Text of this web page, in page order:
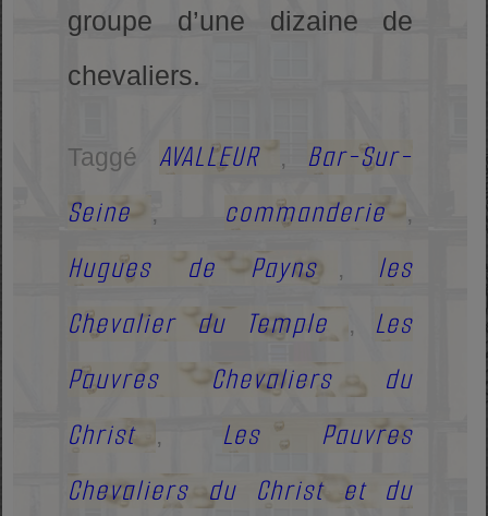
groupe d’une dizaine de
chevaliers.
Taggé AVALLEUR , Bar-Sur-
Seine
, commanderie ,
Hugues de Payns , les
Chevalier du Temple
, Les
Pauvres Chevaliers du
Christ
, Les Pauvres
Chevaliers du Christ et du